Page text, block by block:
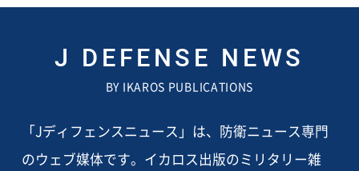
J DEFENSE NEWS
BY IKAROS PUBLICATIONS
「Jディフェンスニュース」は、防衛ニュース専門
のウェブ媒体です。イカロス出版のミリタリー雑